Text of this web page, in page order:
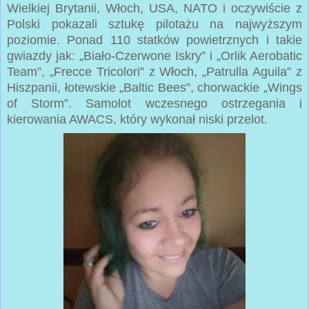
Wielkiej Brytanii, Włoch, USA, NATO i oczywiście z
Polski pokazali sztukę pilotażu na najwyższym
poziomie. Ponad 110 statków powietrznych i takie
gwiazdy jak: „Biało-Czerwone Iskry” i „Orlik Aerobatic
Team”, „Frecce Tricolori” z Włoch, „Patrulla Aguila” z
Hiszpanii, łotewskie „Baltic Bees”, chorwackie „Wings
of Storm”. Samolot wczesnego ostrzegania i
kierowania AWACS, który wykonał niski przelot.